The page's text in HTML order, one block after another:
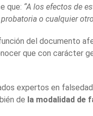
que: “A los efectos de
o cualquier
del documento
que con carácter
expertos en
de la modalidad de